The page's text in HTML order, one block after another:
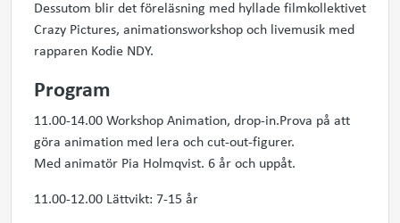
Dessutom blir det föreläsning med hyllade filmkollektivet
Crazy Pictures, animationsworkshop och livemusik med
rapparen Kodie NDY.
Program
11.00-14.00 Workshop Animation, drop-in.Prova på att
göra animation med lera och cut-out-figurer.
Med animatör Pia Holmqvist. 6 år och uppåt.
11.00-12.00 Lättvikt: 7-15 år